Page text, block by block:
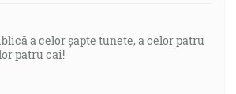
a celor șapte tunete, a celor patru
patru cai!